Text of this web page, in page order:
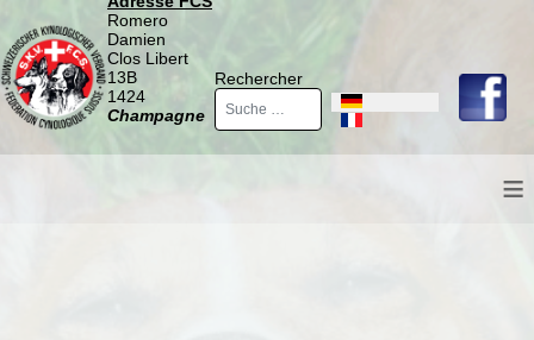
Romero
Damien
Clos Libert
13B
1424
Champagne
Rechercher
Sprache auswählen
≡